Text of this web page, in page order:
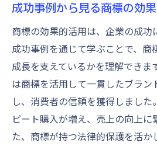
成功事例から見る商標の効
商標の効果的活用は、企業の成功
成功事例を通じて学ぶことで、商
成長を支えているかを理解できま
は商標を活用して一貫したブラン
し、消費者の信頼を獲得しました
ピート購入が増え、売上の向上に
た、商標が持つ法律的保護を活か